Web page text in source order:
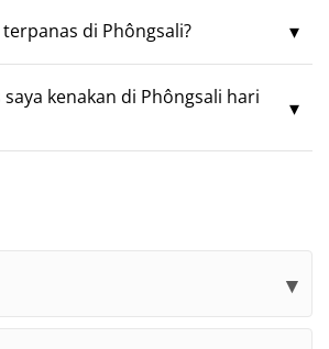
di Phôngsali?
kenakan di Phôngsali hari